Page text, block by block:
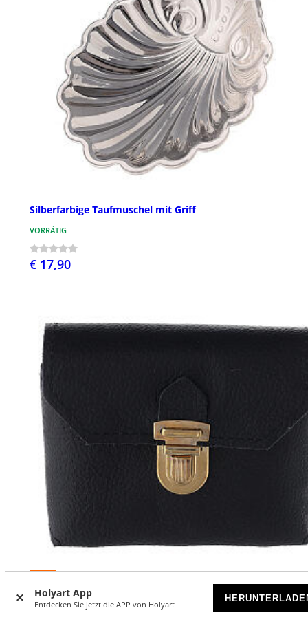
Holyart App
Entdecken Sie jetzt die APP von Holyart
Silberfarbige Taufmuschel mit Griff
VORRÄTIG
€ 17,90
Etui fűr Heilige Őle mit Set aus drei Fläschchen mit